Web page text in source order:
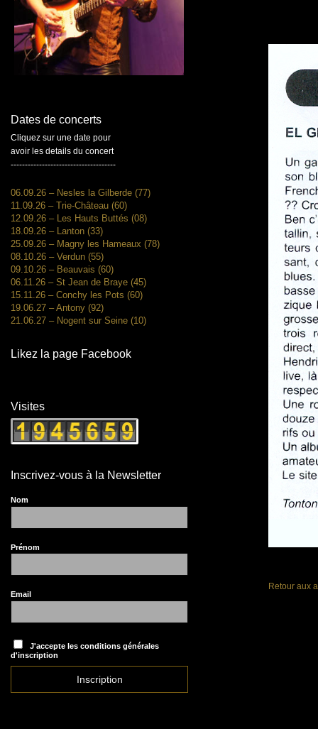
Retour aux
Dates de concerts
Cliquez sur une date pour
avoir les details du concert
-------------------------------------
06.09.26 – Nesles la Gilberde (77)
11.09.26 – Trie-Château (60)
12.09.26 – Les Hauts Buttés (08)
18.09.26 – Lanton (33)
25.09.26 – Magny les Hameaux (78)
08.10.26 – Verdun (55)
09.10.26 – Beauvais (60)
06.11.26 – St Jean de Braye (45)
15.11.26 – Conchy les Pots (60)
19.06.27 – Antony (92)
21.06.27 – Nogent sur Seine (10)
Likez la page Facebook
Visites
Inscrivez-vous à la Newsletter
Nom
Prénom
Email
J'accepte les conditions générales
d'inscription